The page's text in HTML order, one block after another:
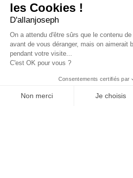
Provence-Alpes-
les Cookies !
D'allanjoseph
On a attendu d'être sûrs que le contenu
avant de vous déranger, mais on aimerait
pendant votre visite...
C'est OK pour vous ?
Consentements certifiés par
Non merci Je choisis